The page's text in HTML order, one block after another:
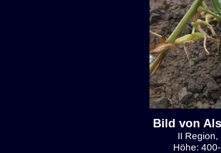
Bild von
II
Höhe: